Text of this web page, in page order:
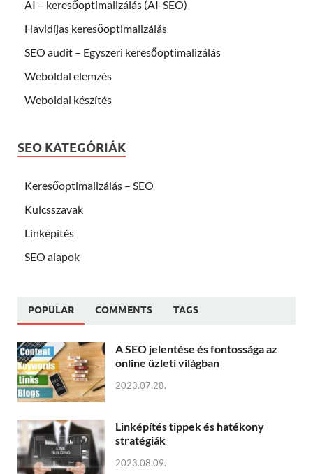
AI – keresőoptimalizálás (AI-SEO)
Havidíjas keresőoptimalizálás
SEO audit – Egyszeri keresőoptimalizálás
Weboldal elemzés
Weboldal készítés
SEO KATEGÓRIÁK
Keresőoptimalizálás – SEO
Kulcsszavak
Linképítés
SEO alapok
POPULAR COMMENTS TAGS
A SEO jelentése és fontossága az
online üzleti világban
2023.07.28.
Linképítés tippek és hatékony
stratégiák
2023.08.09.